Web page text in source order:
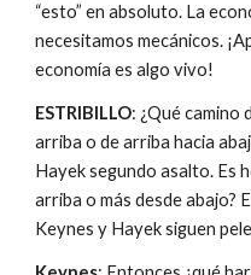
“esto” en absoluto. La
necesitamos mecánicos.
economía es algo vivo!
ESTRIBILLO: ¿Qué camino
arriba o de arriba hacia
Hayek segundo asalto. Es
arriba o más desde abajo?
Keynes y Hayek siguen